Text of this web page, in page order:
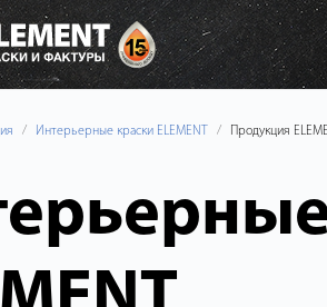
Интерьерные краски ELEMENT Продукция